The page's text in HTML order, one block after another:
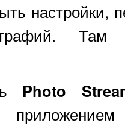
настройки,
Photo